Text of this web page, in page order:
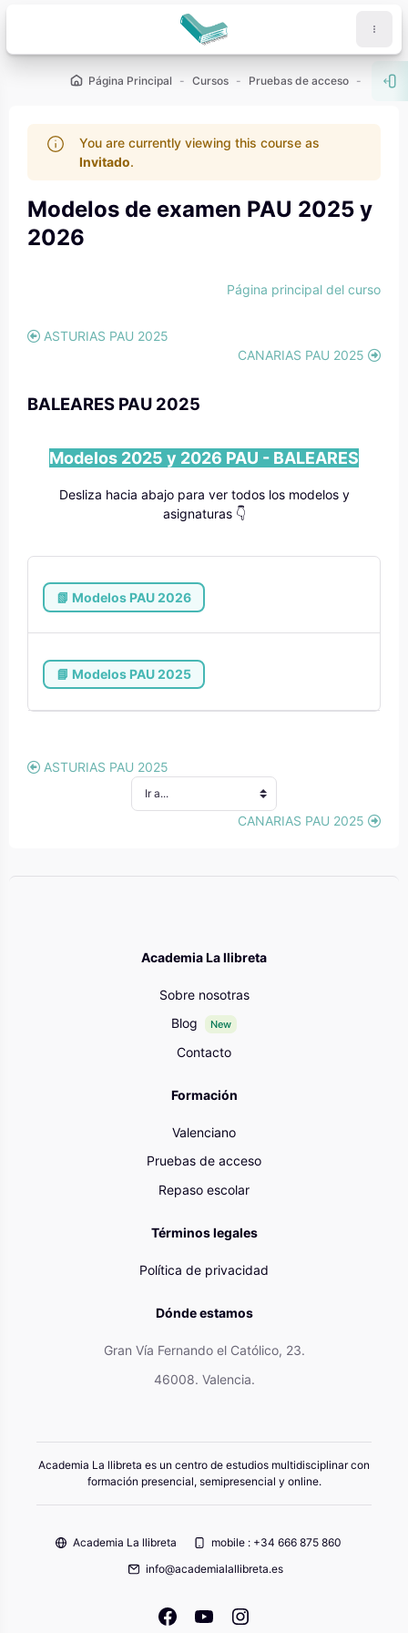
Página Principal Cursos Pruebas de acceso PAU -
You are currently viewing this course as
Invitado.
Modelos de examen PAU 2025 y
2026
Página principal del curso
ASTURIAS PAU 2025
CANARIAS PAU 2025
BALEARES PAU 2025
Modelos 2025 y 2026 PAU - BALEARES
Desliza hacia abajo para ver todos los modelos y
asignaturas 👇
📗 Modelos PAU 2026
📘 Modelos PAU 2025
ASTURIAS PAU 2025
CANARIAS PAU 2025
Academia La llibreta
Sobre nosotras
Blog
New
Contacto
Formación
Valenciano
Pruebas de acceso
Repaso escolar
Términos legales
Política de privacidad
Dónde estamos
Gran Vía Fernando el Católico, 23.
46008. Valencia.
Academia La llibreta es un centro de estudios multidisciplinar con
formación presencial, semipresencial y online.
Academia La llibreta
mobile : +34 666 875 860
info@academialallibreta.es